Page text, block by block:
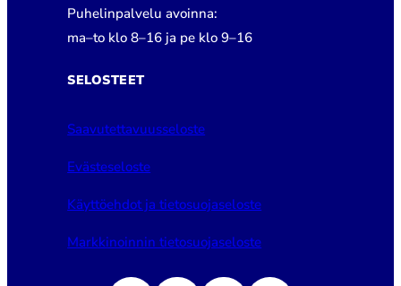
Puhelinpalvelu avoinna:
ma–to klo 8–16 ja pe klo 9–16
SELOSTEET
Saavutettavuusseloste
Evästeseloste
Käyttöehdot ja tietosuojaseloste
Markkinoinnin tietosuojaseloste